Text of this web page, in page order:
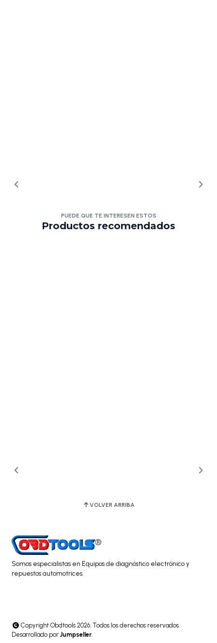
PUEDE QUE TE INTERESEN ESTOS
Productos recomendados
VOLVER ARRIBA
Somos especialistas en Equipos de diagnóstico electrónico y
repuestos automotrices.
Copyright Obdtools 2026. Todos los derechos reservados.
Desarrollado por Jumpseller.